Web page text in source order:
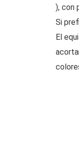
), con
Si
El